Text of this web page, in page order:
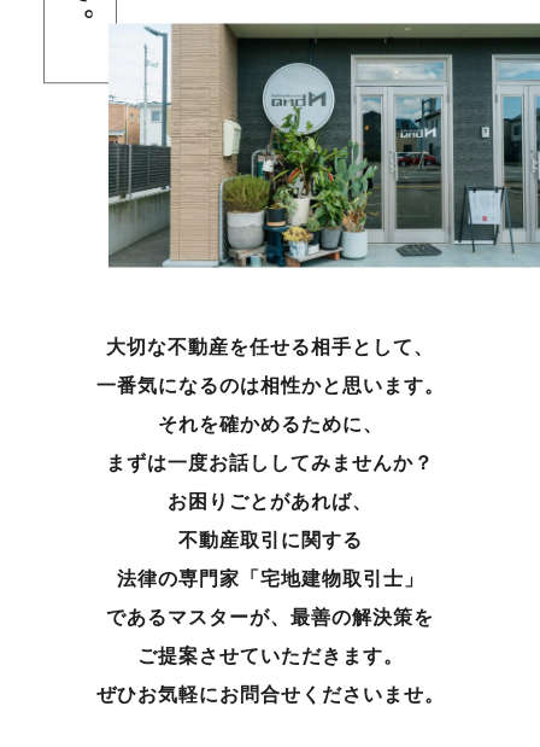
大切な不動産を任せる相手として、
一番気になるのは相性かと思います。
それを確かめるために、
まずは一度お話ししてみませんか？
お困りごとがあれば、
不動産取引に関する
法律の専門家「宅地建物取引士」
であるマスターが、 最善の解決策を
ご提案させていただきます。
ぜひお気軽にお問合せくださいませ。